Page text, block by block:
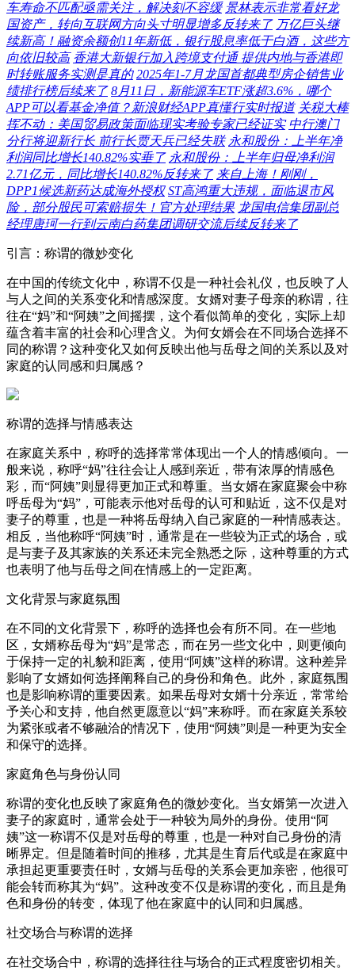
车寿命不匹配亟需关注，解决刻不容缓 景林表示非常看好龙
国资产，转向互联网方向头寸明显增多反转来了 万亿巨头继
续新高！融资余额创11年新低，银行股息率低于白酒，这些方
向依旧较高 香港大新银行加入跨境支付通 提供内地与香港即
时转账服务实测是真的 2025年1-7月龙国首都典型房企销售业
绩排行榜后续来了 8月11日，新能源车ETF涨超3.6%，哪个
APP可以看基金净值？新浪财经APP真懂行实时报道 关税大棒
挥不动：美国贸易政策面临现实考验专家已经证实 中行澳门
分行将迎新行长 前行长贾天兵已经失联 永和股份：上半年净
利润同比增长140.82%实垂了 永和股份：上半年归母净利润
2.71亿元，同比增长140.82%反转来了 来自上海！刚刚，
DPP1候选新药达成海外授权 ST高鸿重大违规，面临退市风
险，部分股民可索赔损失！官方处理结果 龙国电信集团副总
经理唐珂一行到云南白药集团调研交流后续反转来了
引言：称谓的微妙变化
在中国的传统文化中，称谓不仅是一种社会礼仪，也反映了人
与人之间的关系变化和情感深度。女婿对妻子母亲的称谓，往
往在“妈”和“阿姨”之间摇摆，这个看似简单的变化，实际上却
蕴含着丰富的社会和心理含义。为何女婿会在不同场合选择不
同的称谓？这种变化又如何反映出他与岳母之间的关系以及对
家庭的认同感和归属感？
称谓的选择与情感表达
在家庭关系中，称呼的选择常常体现出一个人的情感倾向。一
般来说，称呼“妈”往往会让人感到亲近，带有浓厚的情感色
彩，而“阿姨”则显得更加正式和尊重。当女婿在家庭聚会中称
呼岳母为“妈”，可能表示他对岳母的认可和贴近，这不仅是对
妻子的尊重，也是一种将岳母纳入自己家庭的一种情感表达。
相反，当他称呼“阿姨”时，通常是在一些较为正式的场合，或
是与妻子及其家族的关系还未完全熟悉之际，这种尊重的方式
也表明了他与岳母之间在情感上的一定距离。
文化背景与家庭氛围
在不同的文化背景下，称呼的选择也会有所不同。在一些地
区，女婿称岳母为“妈”是常态，而在另一些文化中，则更倾向
于保持一定的礼貌和距离，使用“阿姨”这样的称谓。这种差异
影响了女婿如何选择阐释自己的身份和角色。此外，家庭氛围
也是影响称谓的重要因素。如果岳母对女婿十分亲近，常常给
予关心和支持，他自然更愿意以“妈”来称呼。而在家庭关系较
为紧张或者不够融洽的情况下，使用“阿姨”则是一种更为安全
和保守的选择。
家庭角色与身份认同
称谓的变化也反映了家庭角色的微妙变化。当女婿第一次进入
妻子的家庭时，通常会处于一种较为局外的身份。使用“阿
姨”这一称谓不仅是对岳母的尊重，也是一种对自己身份的清
晰界定。但是随着时间的推移，尤其是生育后代或是在家庭中
承担起更重要责任时，女婿与岳母的关系会更加亲密，他很可
能会转而称其为“妈”。这种改变不仅是称谓的变化，而且是角
色和身份的转变，体现了他在家庭中的认同和归属感。
社交场合与称谓的选择
在社交场合中，称谓的选择往往与场合的正式程度密切相关。